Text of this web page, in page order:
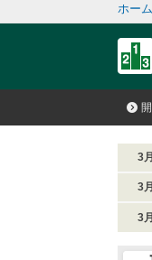
ホーム
3
3
3